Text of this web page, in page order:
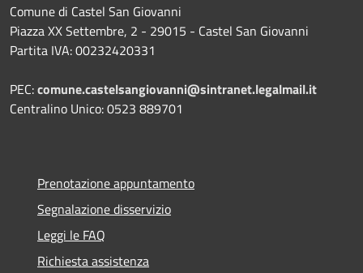
Comune di Castel San Giovanni
Piazza XX Settembre, 2 - 29015 - Castel San Giovanni
Partita IVA: 00232420331
PEC:comune.castelsangiovanni@sintranet.legalmail.it
Centralino Unico: 0523 889701
Prenotazione appuntamento
Segnalazione disservizio
Leggi le FAQ
Richiesta assistenza